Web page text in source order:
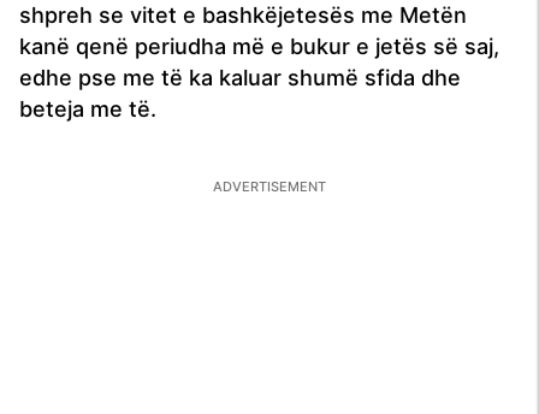
shpreh se vitet e bashkëjetesës me Metën
kanë qenë periudha më e bukur e jetës së saj,
edhe pse me të ka kaluar shumë sfida dhe
beteja me të.